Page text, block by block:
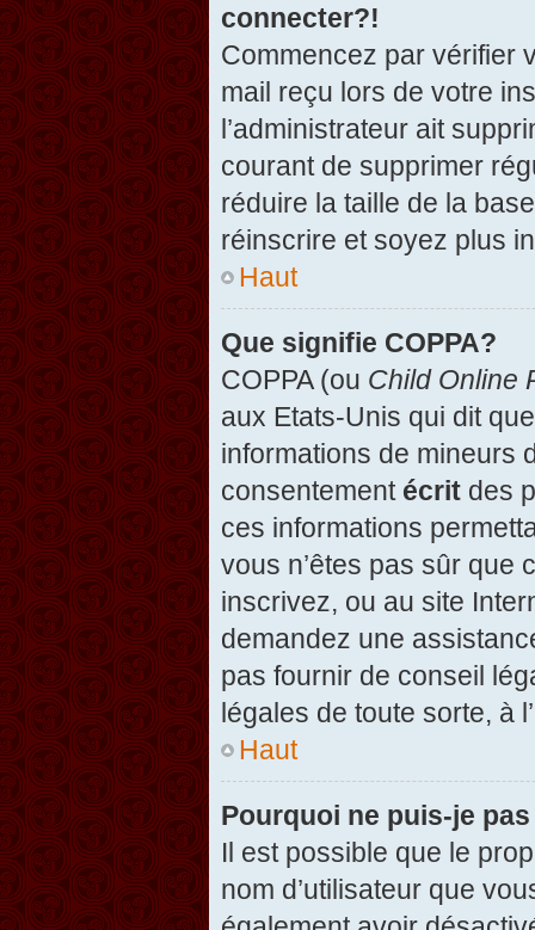
connecter?!
Commencez par vérifier
mail reçu lors de votre
l’administrateur ait
courant de supprimer
réduire la taille de la
réinscrire et soyez plus
Haut
Que signifie COPPA?
COPPA (ou Child Online
aux Etats-Unis qui dit
informations de mineurs
consentement écrit des
ces informations
vous n’êtes pas sûr que
inscrivez, ou au site
demandez une
pas fournir de conseil
légales de toute sorte, à
Haut
Pourquoi ne puis-je
Il est possible que le
nom d’utilisateur que